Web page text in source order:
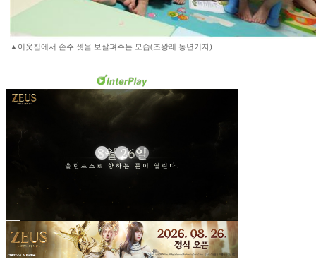
▲이웃집에서 손주 셋을 보살펴주는 모습(조왕래 동년기자)